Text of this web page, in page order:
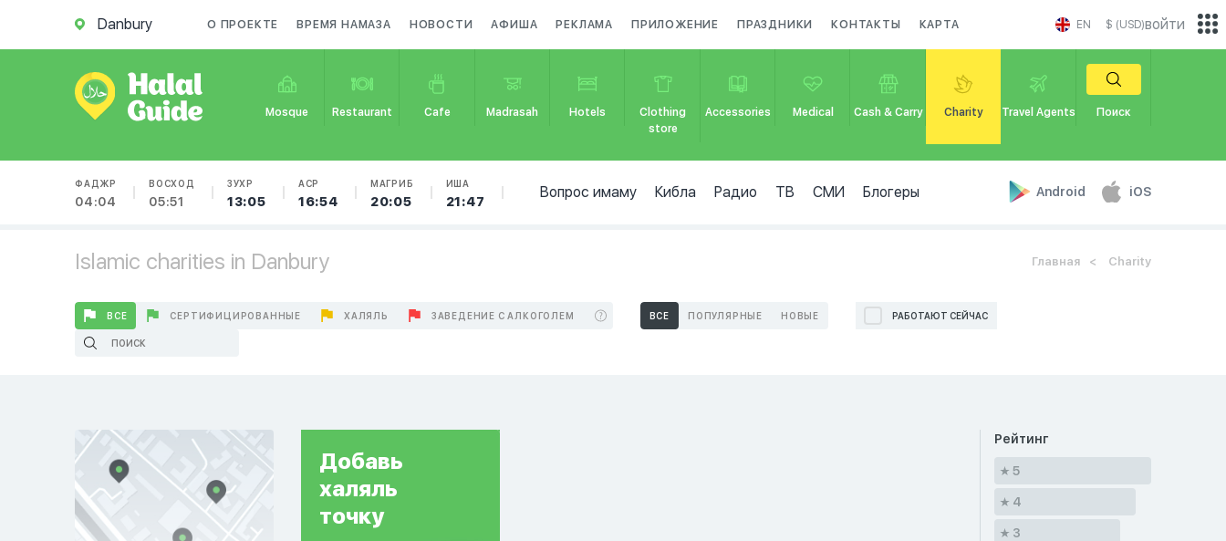
Danbury О ПРОЕКТЕ ВРЕМЯ НАМАЗА НОВОСТИ АФИША РЕКЛАМА ПРИЛОЖЕНИЕ ПРАЗДНИКИ КОНТАКТЫ КАРТА EN $ (USD)
Mosque Restaurant Cafe Madrasah Hotels
Clothing
store
Accessories Medical Cash & Carry Charity Travel Agents Поиск
ФАДЖР
04:04
ВОСХОД
05:51
ЗУХР
13:05
АСР
16:54
МАГРИБ
20:05
ИША
21:47
Вопрос имаму Кибла Радио ТВ СМИ Блогеры Android iOS
войти
Islamic charities in Danbury Главная Charity
ВСЕ СЕРТИФИЦИРОВАННЫЕ ХАЛЯЛЬ ЗАВЕДЕНИЕ С АЛКОГОЛЕМ ВСЕ ПОПУЛЯРНЫЕ НОВЫЕ РАБОТАЮТ СЕЙЧАС
Добавь
халяль
точку
Рейтинг
5
4
3